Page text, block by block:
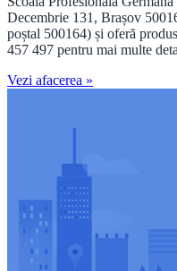
Decembrie 131, Brașov
poștal 500164) și oferă
457 497 pentru mai multe
Vezi afacerea »